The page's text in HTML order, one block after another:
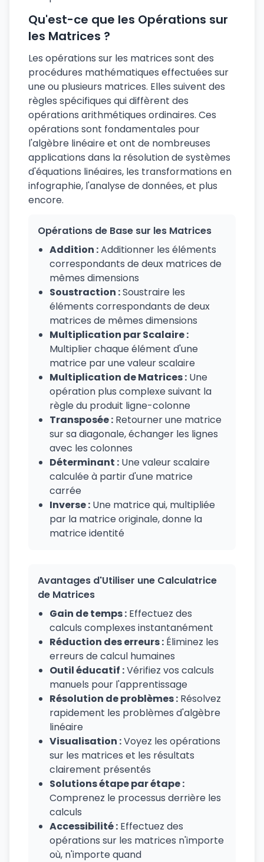
Qu'est-ce que les Opérations sur
les Matrices ?
Les opérations sur les matrices sont des
procédures mathématiques effectuées sur
une ou plusieurs matrices. Elles suivent des
règles spécifiques qui diffèrent des
opérations arithmétiques ordinaires. Ces
opérations sont fondamentales pour
l'algèbre linéaire et ont de nombreuses
applications dans la résolution de systèmes
d'équations linéaires, les transformations en
infographie, l'analyse de données, et plus
encore.
Opérations de Base sur les Matrices
Addition :Additionner les éléments
correspondants de deux matrices de
mêmes dimensions
Soustraction :Soustraire les
éléments correspondants de deux
matrices de mêmes dimensions
Multiplication par Scalaire :
Multiplier chaque élément d'une
matrice par une valeur scalaire
Multiplication de Matrices : Une
opération plus complexe suivant la
règle du produit ligne-colonne
Transposée : Retourner une matrice
sur sa diagonale, échanger les lignes
avec les colonnes
Déterminant : Une valeur scalaire
calculée à partir d'une matrice
carrée
Inverse : Une matrice qui, multipliée
par la matrice originale, donne la
matrice identité
Avantages d'Utiliser une Calculatrice
de Matrices
Gain de temps : Effectuez des
calculs complexes instantanément
Réduction des erreurs : Éliminez les
erreurs de calcul humaines
Outil éducatif :Vérifiez vos calculs
manuels pour l'apprentissage
Résolution de problèmes : Résolvez
rapidement les problèmes d'algèbre
linéaire
Visualisation :Voyez les opérations
sur les matrices et les résultats
clairement présentés
Solutions étape par étape :
Comprenez le processus derrière les
calculs
Accessibilité : Effectuez des
opérations sur les matrices n'importe
où, n'importe quand